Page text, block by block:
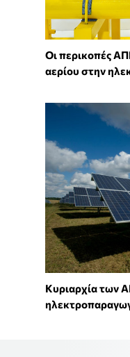
Οι περικοπές
αερίου στην
Κυριαρχία των